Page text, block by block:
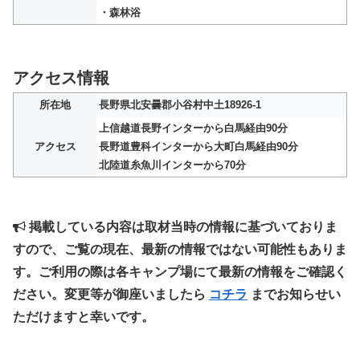
・森林浴
アクセス情報
所在地 長野県北安曇郡小谷村中土18926-1
アクセス
上信越道長野インターから白馬経由90分
長野道豊科インターから大町白馬経由90分
北陸道糸魚川インターから70分
掲載している内容は取材当時の情報に基づいておりま
すので、ご覧の現在、最新の情報ではない可能性もありま
す。ご利用の際は各キャンプ場にて最新の情報をご確認く
ださい。変更等が御座いましたら コチラ までお知らせい
ただけますと幸いです。